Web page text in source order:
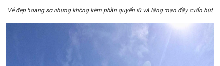
Vẻ đẹp hoang sơ nhưng không kém phần quyến rũ và lãng mạn đầy cuốn hút